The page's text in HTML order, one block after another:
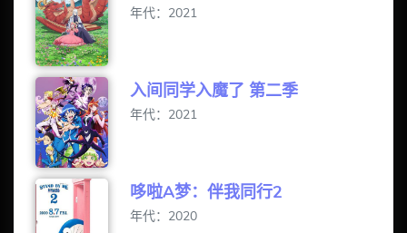
年代：2021
入间同学入魔了 第二季
年代：2021
哆啦A梦：伴我同行2
年代：2020